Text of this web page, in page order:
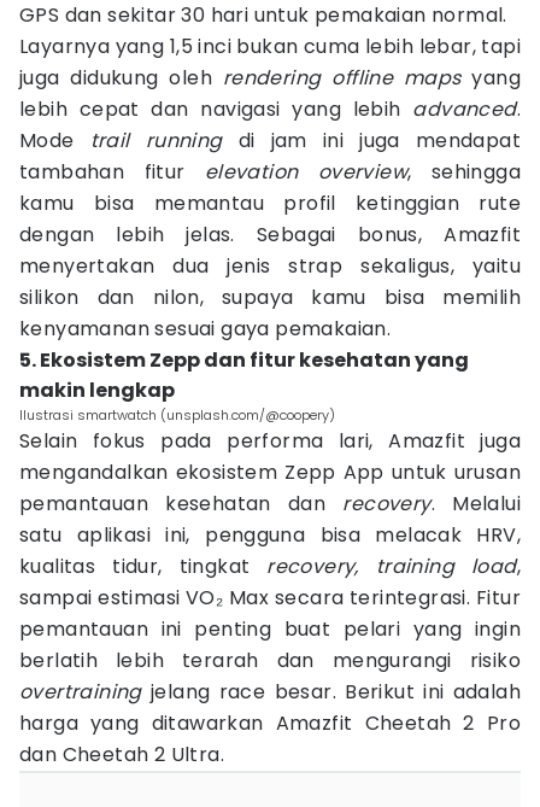
GPS dan sekitar 30 hari untuk pemakaian normal.
Layarnya yang 1,5 inci bukan cuma lebih lebar, tapi
juga didukung oleh rendering offline mapsyang
lebih cepat dan navigasi yang lebih advanced.
Mode
trail running di jam ini juga mendapat
tambahan fitur elevation overview, sehingga
kamu bisa memantau profil ketinggian rute
dengan lebih jelas. Sebagai bonus, Amazfit
menyertakan dua jenis strap sekaligus, yaitu
silikon dan nilon, supaya kamu bisa memilih
kenyamanan sesuai gaya pemakaian.
5. Ekosistem Zepp dan fitur kesehatan yang
makin lengkap
Ilustrasi smartwatch (unsplash.com/@coopery)
Selain fokus pada performa lari, Amazfit juga
mengandalkan ekosistem Zepp App untuk urusan
pemantauan kesehatan dan recovery. Melalui
satu aplikasi ini, pengguna bisa melacak HRV,
kualitas tidur, tingkat recovery, training load,
sampai estimasi VO₂ Max secara terintegrasi. Fitur
pemantauan ini penting buat pelari yang ingin
berlatih lebih terarah dan mengurangi risiko
overtrainingjelang race besar. Berikut ini adalah
harga yang ditawarkan Amazfit Cheetah 2 Pro
dan Cheetah 2 Ultra.